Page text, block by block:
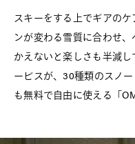
スキーをする上でギアの
ンが変わる雪質に合わせ
かえないと楽しさも半減
ービスが、30種類のスノ
も無料で自由に使える「